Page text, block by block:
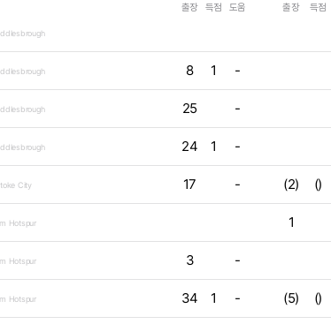
출장 득점 도움 출장 득점
8 1 -
25 -
24 1 -
City 17 - (2) ()
Hotspur 1
Hotspur 3 -
Hotspur 34 1 - (5) ()